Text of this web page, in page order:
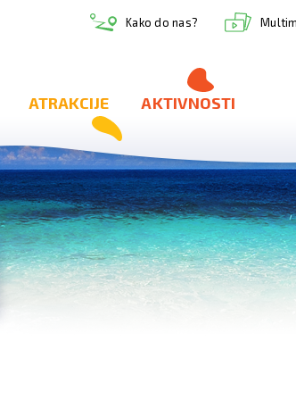
Kako do nas?
ATRAKCIJE AKTIVNOSTI